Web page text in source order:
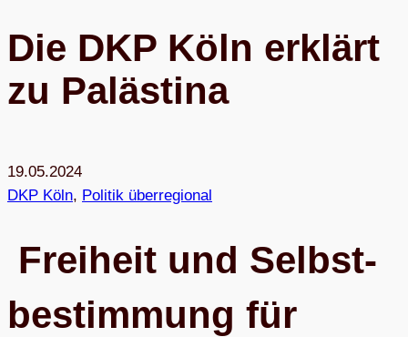
Die DKP Köln erklärt
zu Palästina
19.05.2024
DKP Köln, Politik überregional
Frei­heit und Selbst­
be­stim­mung für